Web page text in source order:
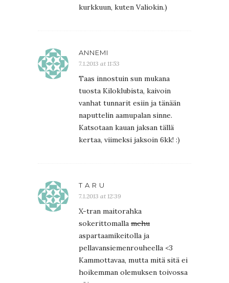
kurkkuun, kuten Valiokin.)
ANNEMI
7.1.2013 at 11:53
Taas innostuin sun mukana
tuosta Kiloklubista, kaivoin
vanhat tunnarit esiin ja tänään
naputtelin aamupalan sinne.
Katsotaan kauan jaksan tällä
kertaa, viimeksi jaksoin 6kk! :)
T A R U
7.1.2013 at 12:39
X-tran maitorahka
sokerittomalla mehu
aspartaamikeitolla ja
pellavansiemenrouheella <3
Kammottavaa, mutta mitä sitä ei
hoikemman olemuksen toivossa